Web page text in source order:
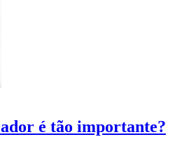
é tão importante?